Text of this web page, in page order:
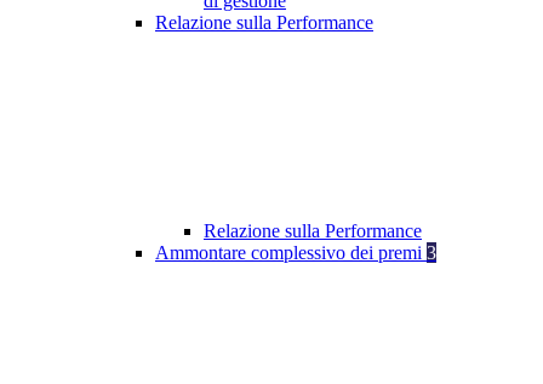
Relazione sulla Performance
Relazione sulla Performance
Ammontare complessivo dei premi 3